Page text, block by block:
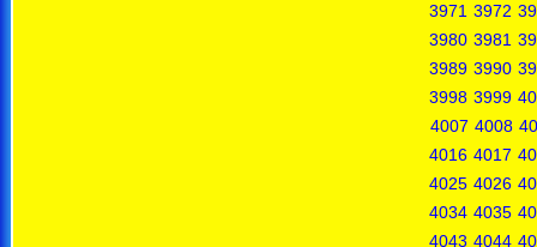
3971 3972
3980 3981
3989 3990
3998 3999
4007 4008
4016 4017
4025 4026
4034 4035
4043 4044